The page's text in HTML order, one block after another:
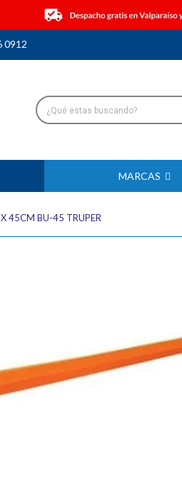
0912
MARCAS
45CM BU-45 TRUPER